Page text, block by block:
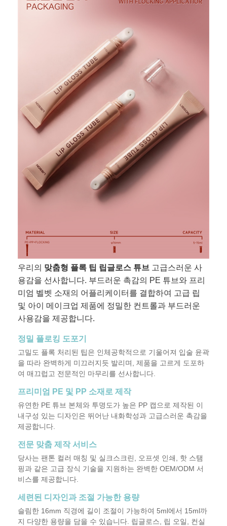
우리의 맞춤형 플록 팁 립글로스 튜브 고급스러운 사
용감을 선사합니다. 부드러운 촉감의 PE 튜브와 프리
미엄 벨벳 소재의 어플리케이터를 결합하여 고급 립
및 아이 메이크업 제품에 정밀한 컨트롤과 부드러운
사용감을 제공합니다.
정밀 플로킹 도포기
고밀도 플록 처리된 팁은 인체공학적으로 기울어져 입술 윤곽
을 따라 완벽하게 미끄러지듯 발리며, 제품을 고르게 도포하
여 매끄럽고 전문적인 마무리를 선사합니다.
프리미엄 PE 및 PP 소재로 제작
유연한 PE 튜브 본체와 투명도가 높은 PP 캡으로 제작된 이
내구성 있는 디자인은 뛰어난 내화학성과 고급스러운 촉감을
제공합니다.
전문 맞춤 제작 서비스
당사는 팬톤 컬러 매칭 및 실크스크린, 오프셋 인쇄, 핫 스탬
핑과 같은 고급 장식 기술을 지원하는 완벽한 OEM/ODM 서
비스를 제공합니다.
세련된 디자인과 조절 가능한 용량
슬림한 16mm 직경에 길이 조절이 가능하여 5ml에서 15ml까
지 다양한 용량을 담을 수 있습니다. 립글로스, 립 오일, 컨실